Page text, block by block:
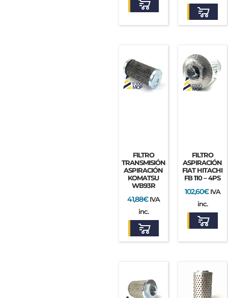
FILTRO
TRANSMISIÓN
ASPIRACIÓN
KOMATSU
WB93R
41,88€ IVA
inc.
FILTRO
ASPIRACIÓN
FIAT HITACHI
FB 110 – 4PS
102,60€ IVA
inc.